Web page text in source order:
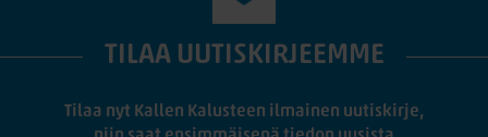
TILAA UUTISKIRJEEMME
Tilaa nyt Kallen Kalusteen ilmainen uutiskirje,